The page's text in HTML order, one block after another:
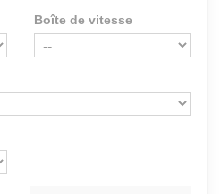
Boîte de vitesse